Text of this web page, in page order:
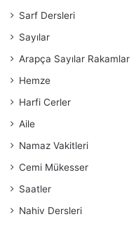
Sarf Dersleri
Sayılar
Arapça Sayılar Rakamlar
Hemze
Harfi Cerler
Aile
Namaz Vakitleri
Cemi Mükesser
Saatler
Nahiv Dersleri